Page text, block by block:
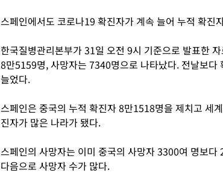
스페인에서도 코로나19 확진자가 계속 늘어 누적 확진
한국질병관리본부가 31일 오전 9시 기준으로 발표한
8만5159명, 사망자는 7340명으로 나타났다. 전날보다
늘었다.
스페인은 중국의 누적 확진자 8만1518명을 제치고 세
진자가 많은 나라가 됐다.
스페인의 사망자는 이미 중국의 사망자 3300여 명보다
다음으로 사망자 수가 많다.